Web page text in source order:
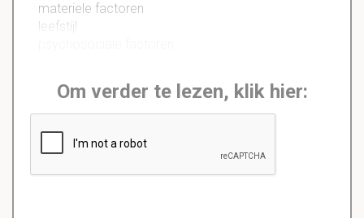
materiele factoren
leefstijl
Om verder te lezen, klik hier: